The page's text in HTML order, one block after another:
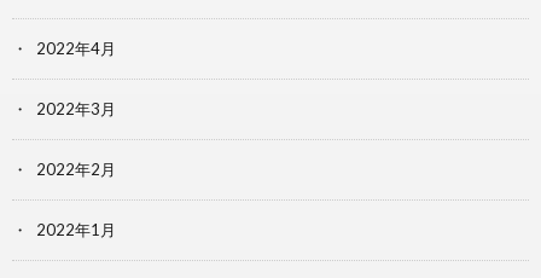
2022年4月
2022年3月
2022年2月
2022年1月